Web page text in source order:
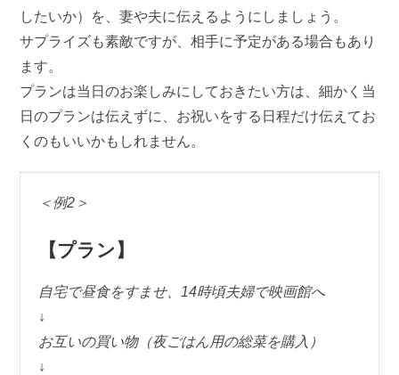
したいか）を、妻や夫に伝えるようにしましょう。
サプライズも素敵ですが、相手に予定がある場合もあり
ます。
プランは当日のお楽しみにしておきたい方は、細かく当
日のプランは伝えずに、お祝いをする日程だけ伝えてお
くのもいいかもしれません。
＜例2＞
【プラン】
自宅で昼食をすませ、14時頃夫婦で映画館へ
↓
お互いの買い物（夜ごはん用の総菜を購入）
↓